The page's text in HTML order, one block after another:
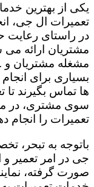
یکی از بهترین
تعمیرات ال جی،
در راستای
مشتریان ارائه
مشغله مشتریان
بسیاری برای
ها تماس بگیرند
سوی مشتری، در
تعمیرات را انجام
باتوجه به تبحر،
جی در امر تعمیر و
صورت گرفته،